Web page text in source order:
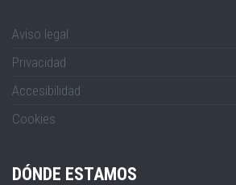
Aviso legal
Privacidad
Accesibilidad
Cookies
DÓNDE ESTAMOS